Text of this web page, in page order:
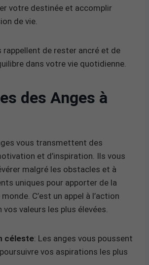
votre destinée et accomplir
de vie.
rappellent de rester ancré et de
dans votre vie quotidienne.
des Anges à
vous transmettent des
et d’inspiration. Ils vous
malgré les obstacles et à
uniques pour apporter de la
C’est un appel à l’action
vos valeurs les plus élevées.
céleste: Les anges vous poussent
vos aspirations les plus